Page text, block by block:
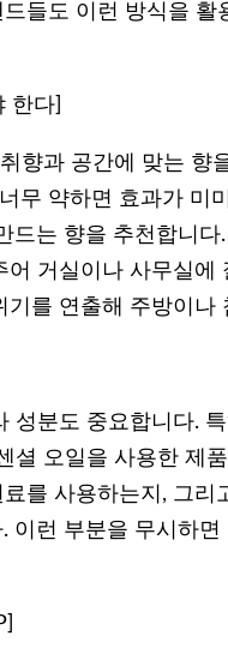
들도 이런 방식을 활
한다]
향과 공간에 맞는 향
무 약하면 효과가 미
는 향을 추천합니다
거실이나 사무실에
를 연출해 주방이나
성분도 중요합니다.
셜 오일을 사용한 제
를 사용하는지, 그리
이런 부분을 무시하